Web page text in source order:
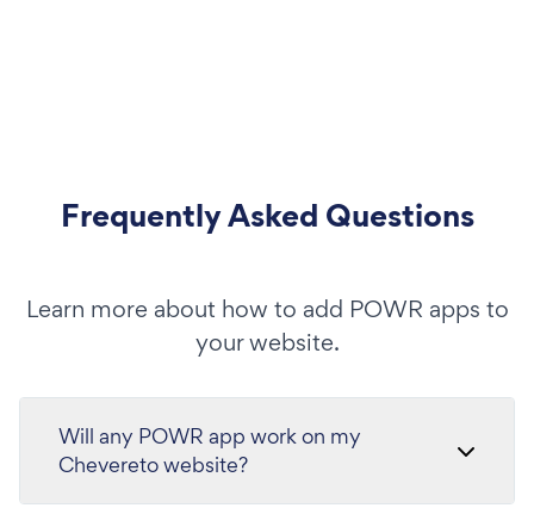
Frequently Asked Questions
Learn more about how to add POWR apps to
your website.
Will any POWR app work on my
Chevereto website?